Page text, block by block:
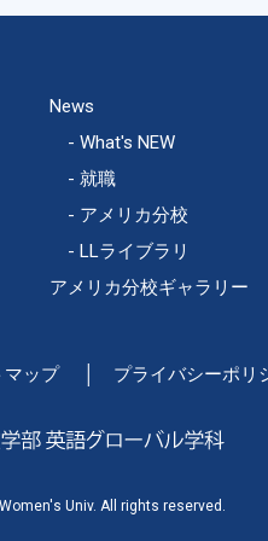
News
What's NEW
就職
アメリカ分校
LLライブラリ
アメリカ分校ギャラリー
マップ プライバシーポリ
Univ. All rights reserved.